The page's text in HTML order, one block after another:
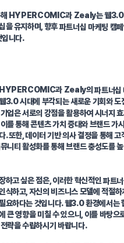
해 HYPERCOMIC과 Zealy는 웹3.0
을 유지하며, 향후파트너십 마케팅 캠
입니다.
HYPERCOMIC과 Zealy의파트너십
3.0 시대에 부각되는 새로운 기회와 도
업은 서로의 강점을 활용하여 시너지
를 통해 콘텐츠 가치 증대와 브랜드 가
. 또한, 데이터 기반 의사 결정을 통해 고
니티 활성화를 통해 브랜드 충성도를
하고 싶은 점은, 이러한 혁신적인파트
식하고, 자신의 비즈니스 모델에 적절하
요하다는 것입니다. 웹3.0 환경에서는
큰 영향을 미칠 수 있으니, 이를 바탕으
략을 수립하시기 바랍니다.